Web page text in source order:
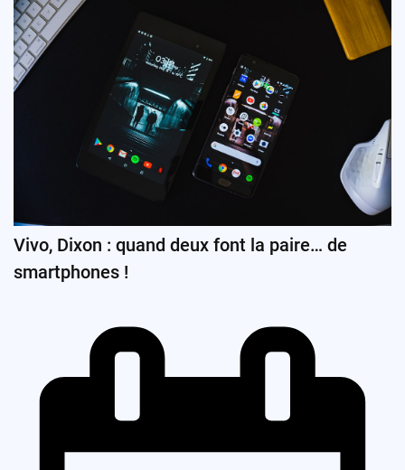
Vivo, Dixon : quand deux font la paire… de
smartphones !